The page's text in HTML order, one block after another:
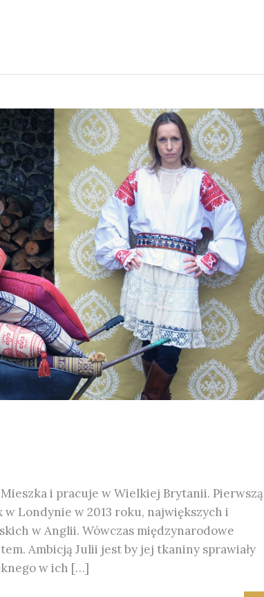
i pracuje w Wielkiej Brytanii. Pierwszą
w Londynie w 2013 roku, największych i
w Anglii. Wówczas międzynarodowe
Ambicją Julii jest by jej tkaniny sprawiały
w ich […]